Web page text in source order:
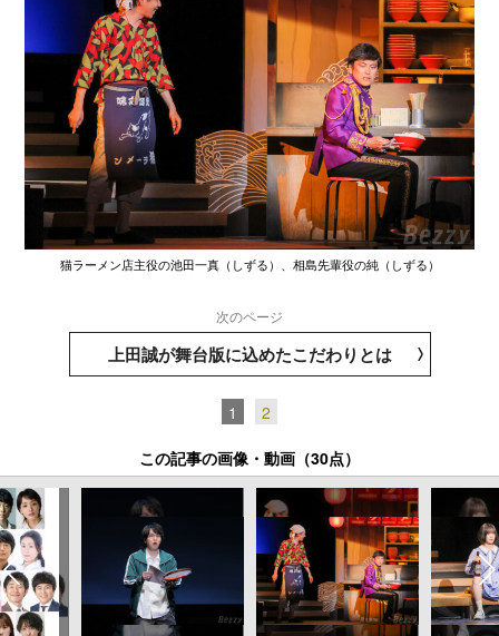
猫ラーメン店主役の池田一真（しずる）、相島先輩役の純（しずる）
次のページ
上田誠が舞台版に込めたこだわりとは
1 2
この記事の画像・動画（30点）